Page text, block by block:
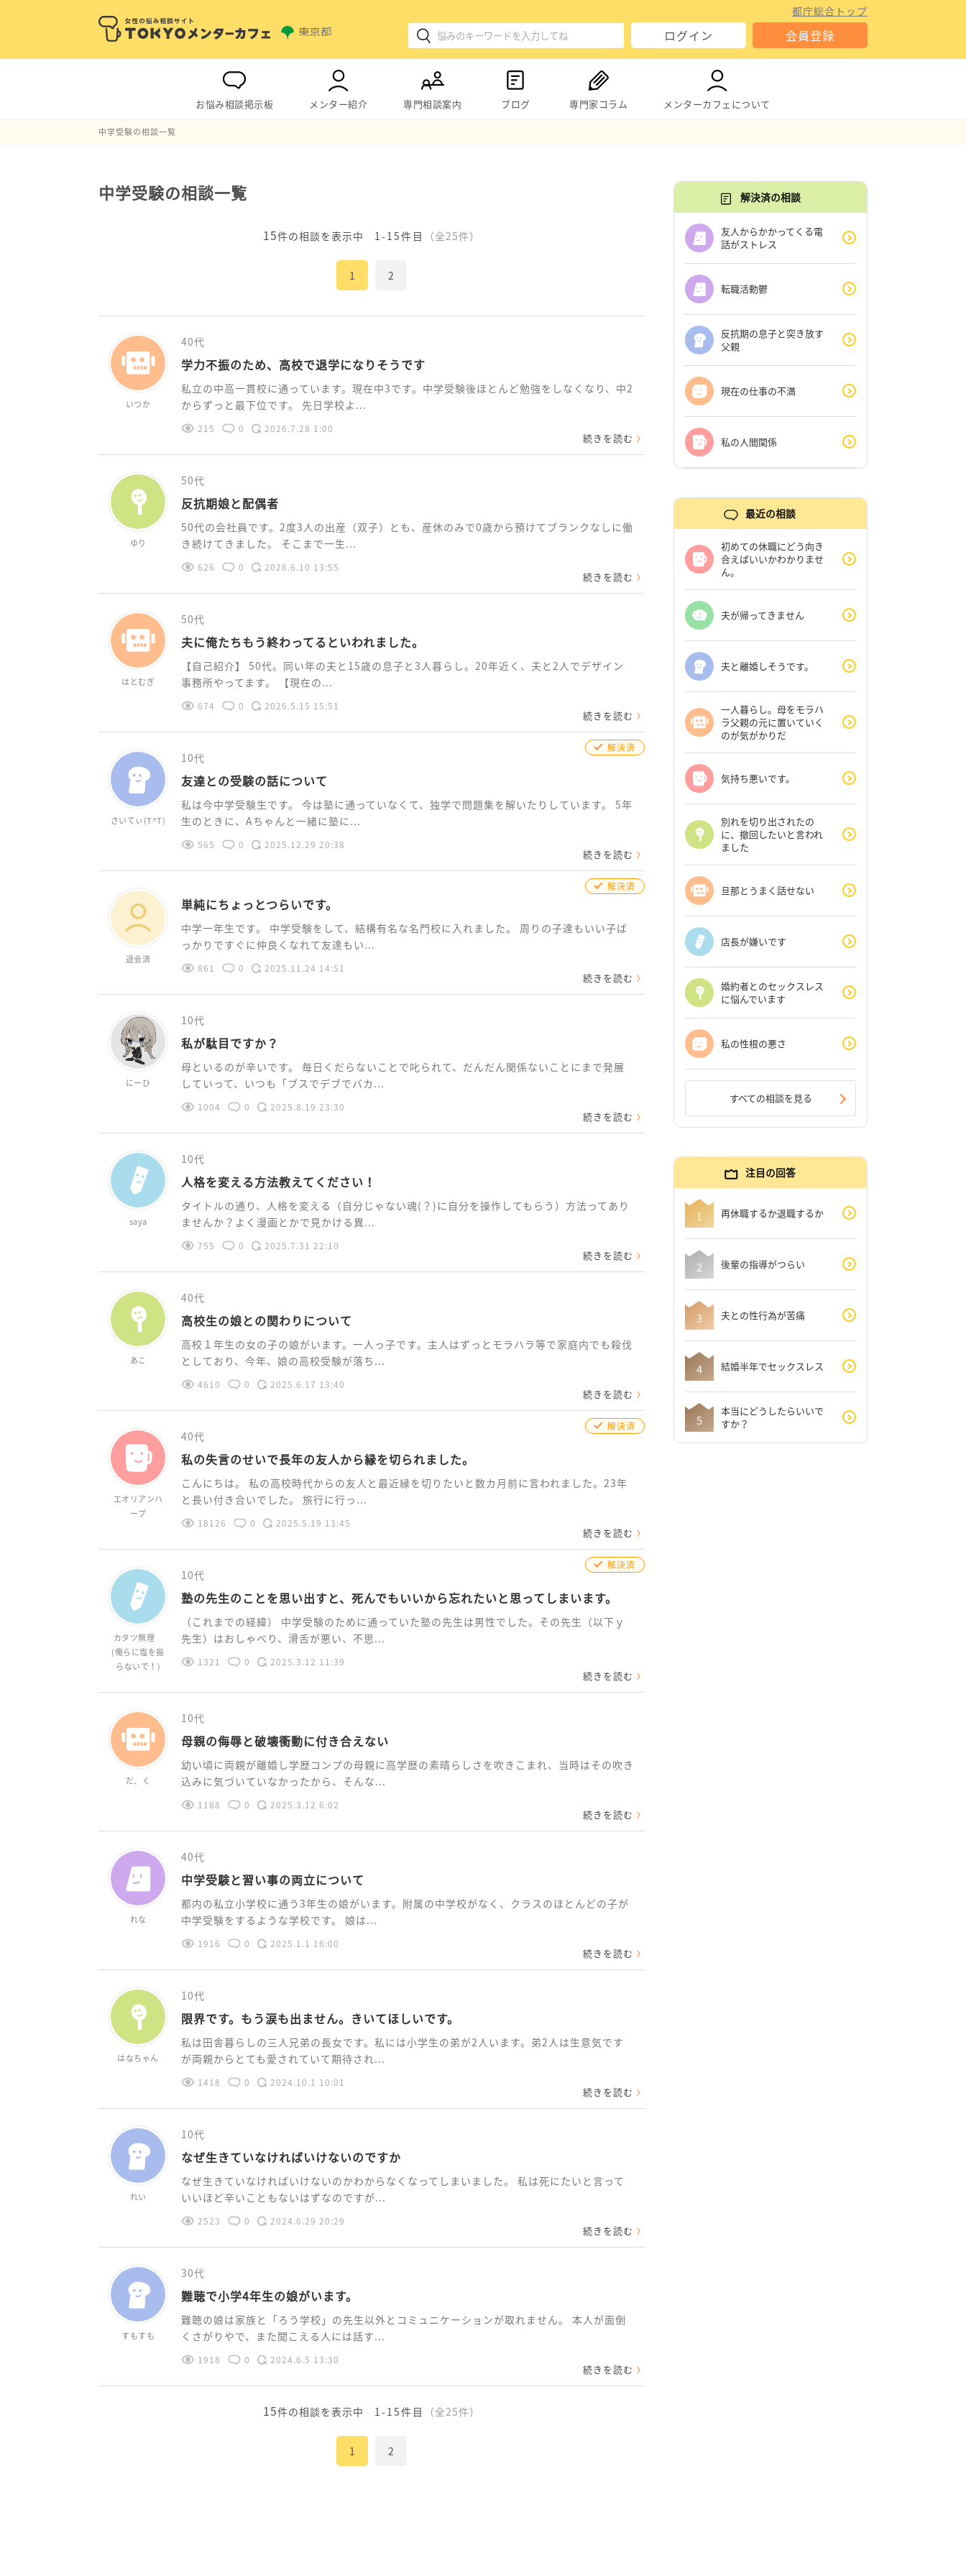
都庁総合トップ
ログイン 会員登録
お悩み相談掲示板 メンター紹介 専門相談案内 ブログ 専門家コラム メンターカフェについて
中学受験の相談一覧
中学受験の相談一覧
15件の相談を表示中 1-15件目 （全25件）
1 2
いつか
40代
学力不振のため、高校で退学になりそうです
私立の中高一貫校に通っています。現在中3です。中学受験後ほとんど勉強をしなくなり、中2
からずっと最下位です。 先日学校よ...
215 0 2026.7.28 1:00
続きを読む
ゆり
50代
反抗期娘と配偶者
50代の会社員です。2度3人の出産（双子）とも、産休のみで0歳から預けてブランクなしに働
き続けてきました。 そこまで一生...
626 0 2026.6.10 13:55
続きを読む
はとむぎ
50代
夫に俺たちもう終わってるといわれました。
【自己紹介】 50代。同い年の夫と15歳の息子と3人暮らし。20年近く、夫と2人でデザイン
事務所やってます。​ 【現在の...
674 0 2026.5.15 15:51
続きを読む
さいてぃ(T^T)
解決済
10代
友達との受験の話について
私は今中学受験生です。 今は塾に通っていなくて、独学で問題集を解いたりしています。 5年
生のときに、Aちゃんと一緒に塾に...
565 0 2025.12.29 20:38
続きを読む
退会済
解決済
単純にちょっとつらいです。
中学一年生です。 中学受験をして、結構有名な名門校に入れました。 周りの子達もいい子ば
っかりですぐに仲良くなれて友達もい...
861 0 2025.11.24 14:51
続きを読む
にーひ
10代
私が駄目ですか？
母といるのが辛いです。 毎日くだらないことで叱られて、だんだん関係ないことにまで発展
していって、いつも「ブスでデブでバカ...
1004 0 2025.8.19 23:30
続きを読む
saya
10代
人格を変える方法教えてください！
タイトルの通り、人格を変える（自分じゃない魂(？)に自分を操作してもらう）方法ってあり
ませんか？よく漫画とかで見かける異...
755 0 2025.7.31 22:10
続きを読む
あこ
40代
高校生の娘との関わりについて
高校１年生の女の子の娘がいます。一人っ子です。主人はずっとモラハラ等で家庭内でも殺伐
としており、今年、娘の高校受験が落ち...
4610 0 2025.6.17 13:40
続きを読む
エオリアンハ
ープ
解決済
40代
私の失言のせいで長年の友人から縁を切られました。
こんにちは。 私の高校時代からの友人と最近縁を切りたいと数カ月前に言われました。23年
と長い付き合いでした。 旅行に行っ...
18126 0 2025.5.19 13:45
続きを読む
カタツ無理
(俺らに塩を振
らないで！)
解決済
10代
塾の先生のことを思い出すと、死んでもいいから忘れたいと思ってしまいます。
（これまでの経緯） 中学受験のために通っていた塾の先生は男性でした。その先生（以下ｙ
先生）はおしゃべり、滑舌が悪い、不思...
1321 0 2025.3.12 11:39
続きを読む
だ、く
10代
母親の侮辱と破壊衝動に付き合えない
幼い頃に両親が離婚し学歴コンプの母親に高学歴の素晴らしさを吹きこまれ、当時はその吹き
込みに気づいていなかったから、そんな...
1188 0 2025.3.12 6:02
続きを読む
れな
40代
中学受験と習い事の両立について
都内の私立小学校に通う3年生の娘がいます。附属の中学校がなく、クラスのほとんどの子が
中学受験をするような学校です。 娘は...
1916 0 2025.1.1 16:00
続きを読む
はなちゃん
10代
限界です。もう涙も出ません。きいてほしいです。
私は田舎暮らしの三人兄弟の長女です。私には小学生の弟が2人います。弟2人は生意気です
が両親からとても愛されていて期待され...
1418 0 2024.10.1 10:01
続きを読む
れい
10代
なぜ生きていなければいけないのですか
なぜ生きていなければいけないのかわからなくなってしまいました。 私は死にたいと言って
いいほど辛いこともないはずなのですが...
2523 0 2024.6.29 20:29
続きを読む
すもすも
30代
難聴で小学4年生の娘がいます。
難聴の娘は家族と「ろう学校」の先生以外とコミュニケーションが取れません。 本人が面倒
くさがりやで、また聞こえる人には話す...
1918 0 2024.6.5 13:30
続きを読む
15件の相談を表示中 1-15件目 （全25件）
1 2
解決済の相談
友人からかかってくる電
話がストレス
転職活動鬱
反抗期の息子と突き放す
父親
現在の仕事の不満
私の人間関係
最近の相談
初めての休職にどう向き
合えばいいかわかりませ
ん。
夫が帰ってきません
夫と離婚しそうです。
一人暮らし。母をモラハ
ラ父親の元に置いていく
のが気がかりだ
気持ち悪いです。
別れを切り出されたの
に、撤回したいと言われ
ました
旦那とうまく話せない
店長が嫌いです
婚約者とのセックスレス
に悩んでいます
私の性根の悪さ
すべての相談を見る
注目の回答
再休職するか退職するか
後輩の指導がつらい
夫との性行為が苦痛
結婚半年でセックスレス
本当にどうしたらいいで
すか？